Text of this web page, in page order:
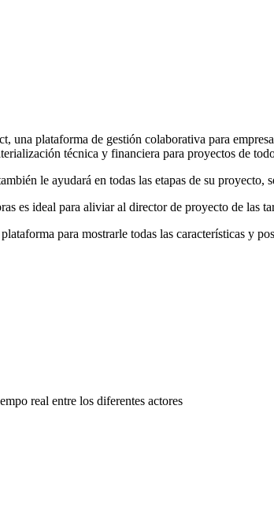
una plataforma de gestión colaborativa para
técnica y financiera para proyectos de
le ayudará en todas las etapas de su proyecto,
es ideal para aliviar al director de proyecto de las
para mostrarle todas las características y
real entre los diferentes actores